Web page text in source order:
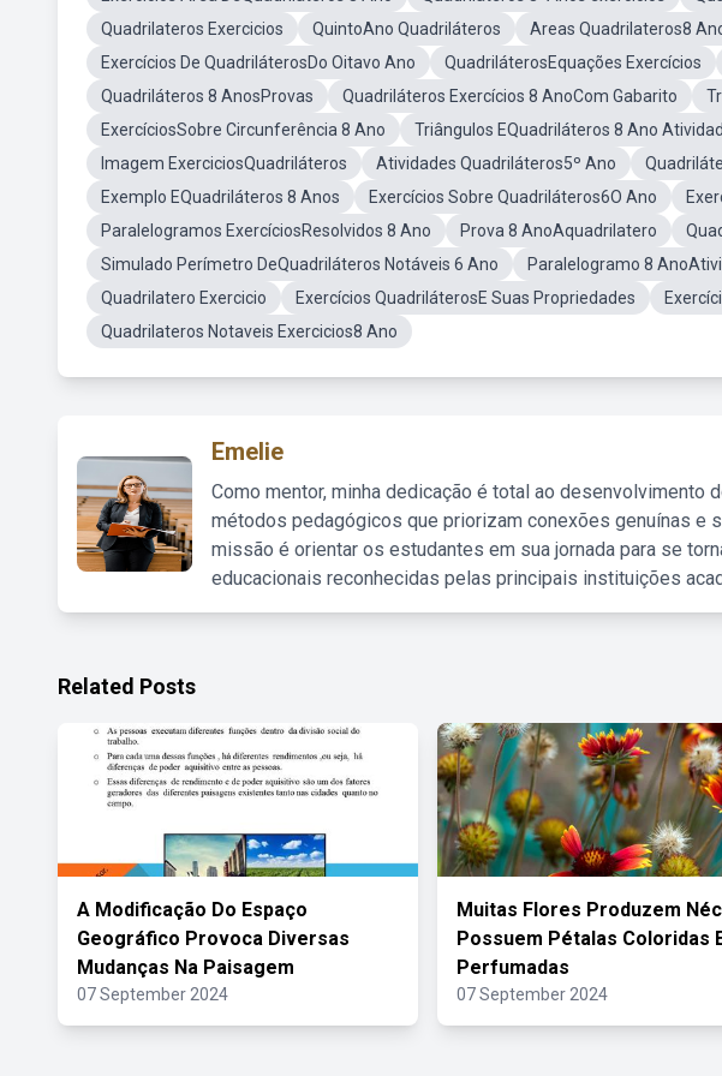
Quadrilateros Exercicios
QuintoAno Quadriláteros Areas Quadrilateros8
Exercícios De QuadriláterosDo Oitavo Ano
QuadriláterosEquações Exercícios
Quadriláteros 8 AnosProvas
Quadriláteros Exercícios 8 AnoCom Gabarito
ExercíciosSobre Circunferência 8 Ano
Triângulos EQuadriláteros 8 Ano
Imagem ExerciciosQuadriláteros
Atividades Quadriláteros5º Ano
Exemplo EQuadriláteros 8 Anos
Exercícios Sobre Quadriláteros6O Ano
Paralelogramos ExercíciosResolvidos 8 Ano
Prova 8 AnoAquadrilatero
Simulado Perímetro DeQuadriláteros Notáveis 6 Ano
Paralelogramo 8
Quadrilatero Exercicio
Exercícios QuadriláterosE Suas Propriedades
Quadrilateros Notaveis Exercicios8 Ano
Emelie
Como mentor, minha dedicação é total ao desenvolvimento
métodos pedagógicos que priorizam conexões genuínas e
missão é orientar os estudantes em sua jornada para se
educacionais reconhecidas pelas principais instituições
Related Posts
A Modificação Do Espaço
Geográfico Provoca Diversas
Mudanças Na Paisagem
07 September 2024
Muitas Flores Produzem
Possuem Pétalas Coloridas
Perfumadas
07 September 2024